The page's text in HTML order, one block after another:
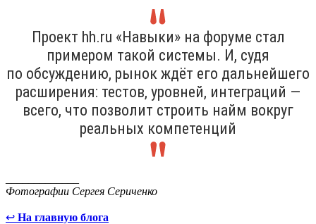
Проект hh.ru «Навыки» на форуме стал
примером такой системы. И, судя
по обсуждению, рынок ждёт его дальнейшего
расширения: тестов, уровней, интеграций —
всего, что позволит строить найм вокруг
реальных компетенций
Фотографии Сергея Сериченко
↩ На главную блога